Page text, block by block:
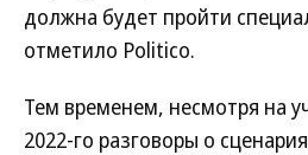
должна будет пройти
отметило Politico.
Тем временем, несмотря на
2022-го разговоры о